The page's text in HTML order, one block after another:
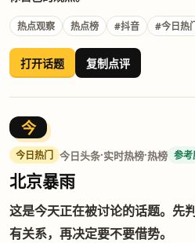
热点观察 热点榜 #抖音 #今日热
打开话题 复制点评
今
今日热门 今日头条·实时热榜·热榜 参
北京暴雨
这是今天正在被讨论的话题。先
有关系，再决定要不要借势。